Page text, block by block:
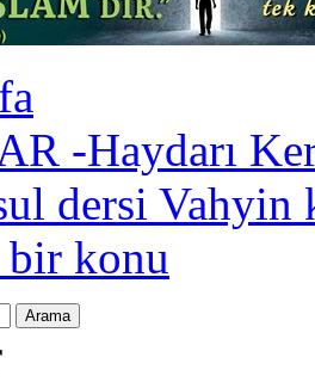
-Haydarı
dersi Vahyin
bir konu